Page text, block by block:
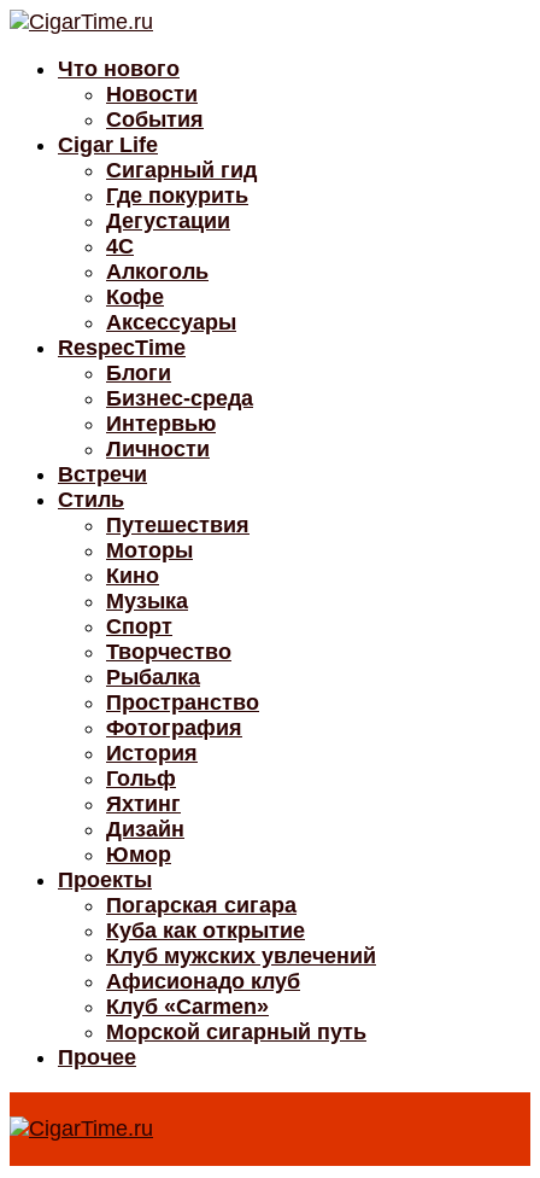
Что нового
Новости
События
Cigar Life
Сигарный гид
Где покурить
Дегустации
4C
Алкоголь
Кофе
Аксессуары
RespecTime
Блоги
Бизнес-среда
Интервью
Личности
Встречи
Стиль
Путешествия
Моторы
Кино
Музыка
Спорт
Творчество
Рыбалка
Пространство
Фотография
История
Гольф
Яхтинг
Дизайн
Юмор
Проекты
Погарская сигара
Куба как открытие
Клуб мужских увлечений
Афисионадо клуб
Клуб «Carmen»
Морской сигарный путь
Прочее